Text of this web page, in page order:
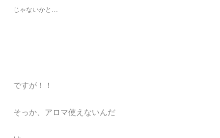
じゃないかと
ですが！！
そっか、アロマ使えないんだ